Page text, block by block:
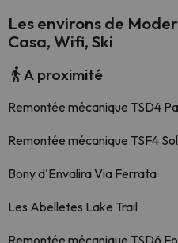
Les environs de
Casa, Wifi, Ski
A proximité
Remontée mécanique TSD4
Remontée mécanique TSF4
Bony d'Envalira Via Ferrata
Les Abelletes Lake Trail
Remontée mécanique TSD6